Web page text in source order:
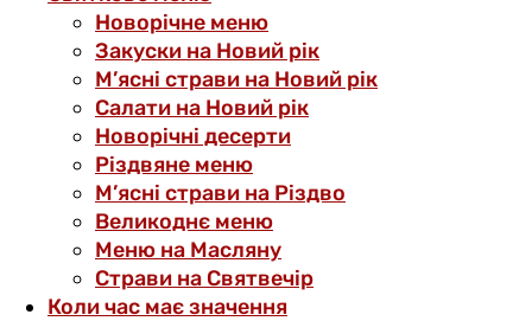
Новорічне меню
Закуски на Новий рік
М’ясні страви на Новий рік
Салати на Новий рік
Новорічні десерти
Різдвяне меню
М’ясні страви на Різдво
Великоднє меню
Меню на Масляну
Страви на Святвечір
Коли час має значення